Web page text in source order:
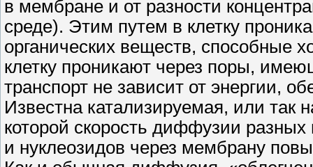
в мембране и от разности
среде). Этим путем в клетку
органических веществ, способные
клетку проникают через поры,
транспорт не зависит от энергии,
Известна катализируемая, или
которой скорость диффузии
и нуклеозидов через мембрану